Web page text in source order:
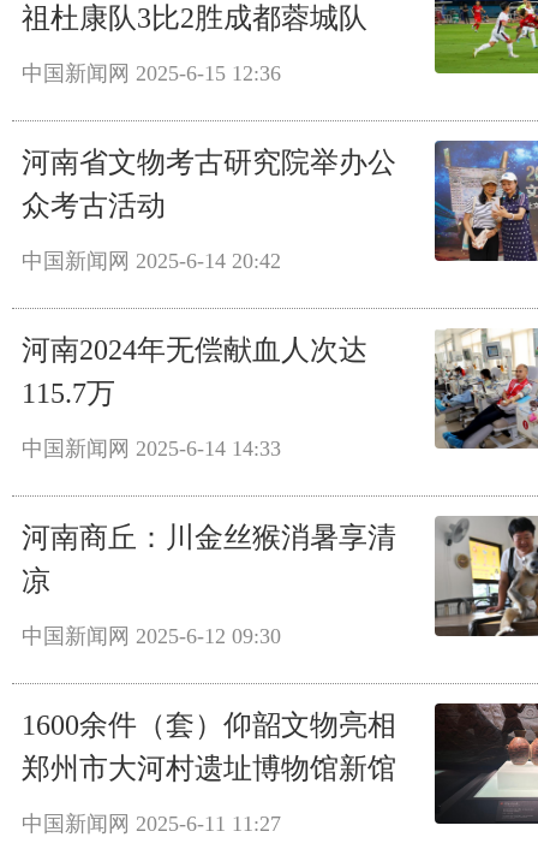
祖杜康队3比2胜成都蓉城队
中国新闻网 2025-6-15 12:36
河南省文物考古研究院举办公
众考古活动
中国新闻网 2025-6-14 20:42
河南2024年无偿献血人次达
115.7万
中国新闻网 2025-6-14 14:33
河南商丘：川金丝猴消暑享清
凉
中国新闻网 2025-6-12 09:30
1600余件（套）仰韶文物亮相
郑州市大河村遗址博物馆新馆
中国新闻网 2025-6-11 11:27